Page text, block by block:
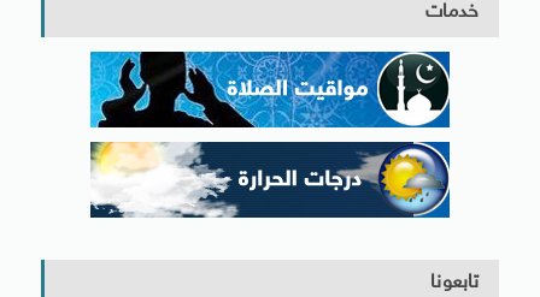
خدمات
تابعونا